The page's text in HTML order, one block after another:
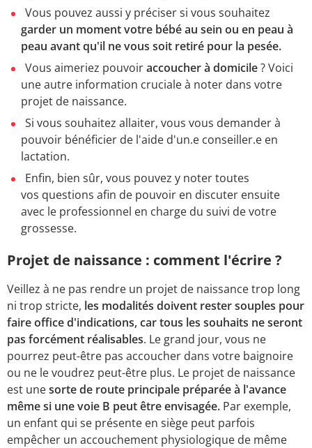
Vous pouvez aussi y préciser si vous souhaitez
garder un moment votre bébé au sein ou en peau à
peau avant qu'il ne vous soit retiré pour la pesée.
Vous aimeriez pouvoiraccoucher à domicile? Voici
une autre information cruciale à noter dans votre
projet de naissance.
Si vous souhaitez allaiter, vous vous demander à
pouvoir bénéficier de l'aide d'un.e conseiller.e en
lactation.
Enfin, bien sûr, vous pouvez y noter toutes
vos questions afin de pouvoir en discuter ensuite
avec le professionnel en charge du suivi de votre
grossesse.
Projet de naissance : comment l'écrire ?
Veillez à ne pas rendre un projet de naissance trop long
ni trop stricte, les modalités doivent rester souples pour
faire office d'indications, car tous les souhaits ne seront
pas forcément réalisables. Le grand jour, vous ne
pourrez peut-être pas accoucher dans votre baignoire
ou ne le voudrez peut-être plus. Le projet de naissance
est unesorte de route principale préparée à l'avance
même si une voie B peut être envisagée. Par exemple,
un enfant qui se présente en siège peut parfois
empêcher un accouchement physiologique de même